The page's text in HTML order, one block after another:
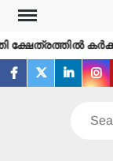
Skip
content
ക്ഷേത്രത്തില്‍
facebook
twitterlinkedin